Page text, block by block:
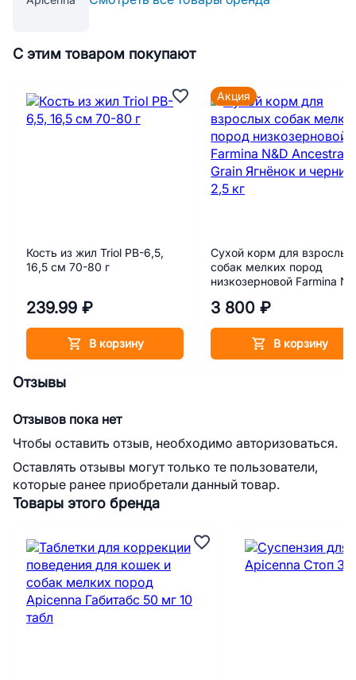
С этим товаром покупают
Кость из жил Triol PB-6,5,
16,5 см 70-80 г
239.99 ₽
В корзину
Сухой корм для взрослых
собак мелких пород
низкозерновой Farmina
черника 2,5 кг
3 800 ₽
В корзину
Акция
Товары этого бренда
Отзывы
Отзывов пока нет
Чтобы оставить отзыв, необходимо авторизоваться.
Оставлять отзывы могут только те пользователи,
которые ранее приобретали данный товар.